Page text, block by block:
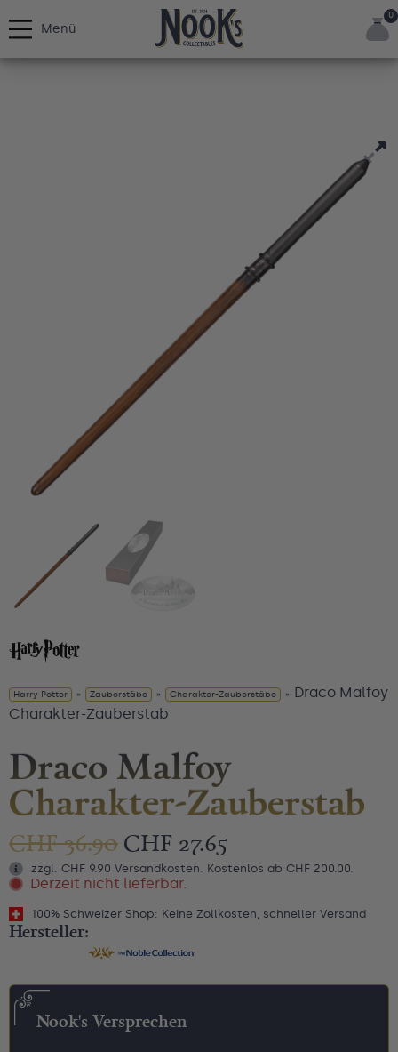
0
Menü
Harry Potter » Zauberstäbe » Charakter-Zauberstäbe » Draco Malfoy
Charakter-Zauberstab
Draco Malfoy
Charakter-Zauberstab
CHF36.90 CHF 27.65
zzgl. CHF 9.90 Versandkosten. Kostenlos ab CHF 200.00.
Derzeit nicht lieferbar.
100% Schweizer Shop: Keine Zollkosten, schneller Versand
Hersteller:
Nook's Versprechen